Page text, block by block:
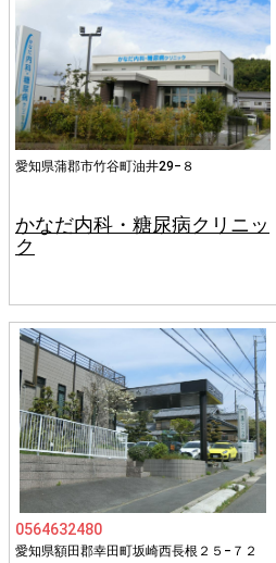
愛知県蒲郡市竹谷町油井29−８
かなだ内科・糖尿病クリニッ
ク
0564632480
愛知県額田郡幸田町坂崎西長根２５−７２